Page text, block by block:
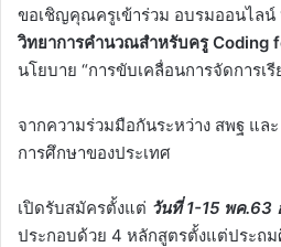
ขอเชิญคุณครูเข้าร่วม อบรมออนไลน์
วิทยาการคำนวณสำหรับครู Coding
นโยบาย “การขับเคลื่อนการจัดการเรี
จากความร่วมมือกันระหว่าง สพฐ แล
การศึกษาของประเทศ
เปิดรับสมัครตั้งแต่ วันที่ 1-15 พค.63
ประกอบด้วย 4 หลักสูตรตั้งแต่ประถ